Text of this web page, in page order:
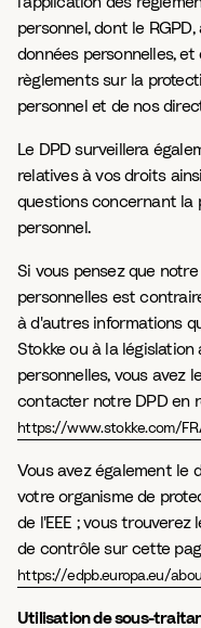
personnel, dont le
données personnelles,
règlements sur la
personnel et de nos
Le DPD surveillera
relatives à vos droits
questions concernant la
personnel.
Si vous pensez que
personnelles est
à d'autres informations
Stokke ou à la
personnelles, vous avez
contacter notre DPD en
https://www.stokke.com/
Vous avez également le
votre organisme de
de l'EEE ; vous
de contrôle sur cette
https://edpb.europa.eu/
Utilisation de sous-